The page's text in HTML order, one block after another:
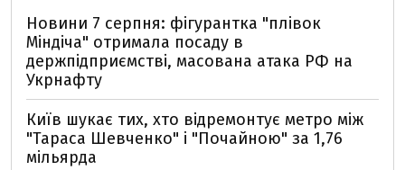
Новини 7 серпня: фігурантка "плівок
Міндіча" отримала посаду в
держпідприємстві, масована атака РФ на
Укрнафту
Київ шукає тих, хто відремонтує метро між
"Тараса Шевченко" і "Почайною" за 1,76
мільярда